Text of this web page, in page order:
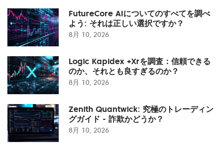
FutureCore AIについてのすべてを調べ
よう: それは正しい選択ですか？
8月 10, 2026
Logic Kapidex +Xrを調査：信頼できる
のか、それとも良すぎるのか？
8月 10, 2026
Zenith Quantwick: 究極のトレーディン
グガイド - 詐欺かどうか？
8月 10, 2026